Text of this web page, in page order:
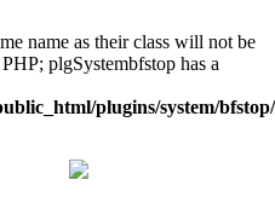
name as their class will not be
plgSystembfstop has a
plugins/system/